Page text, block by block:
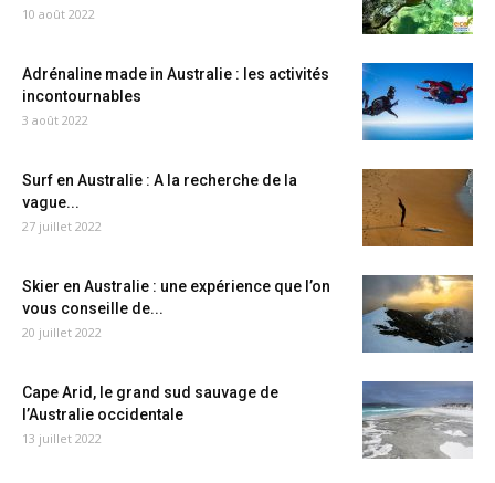
10 août 2022
Adrénaline made in Australie : les activités
incontournables
3 août 2022
Surf en Australie : A la recherche de la
vague...
27 juillet 2022
Skier en Australie : une expérience que l’on
vous conseille de...
20 juillet 2022
Cape Arid, le grand sud sauvage de
l’Australie occidentale
13 juillet 2022